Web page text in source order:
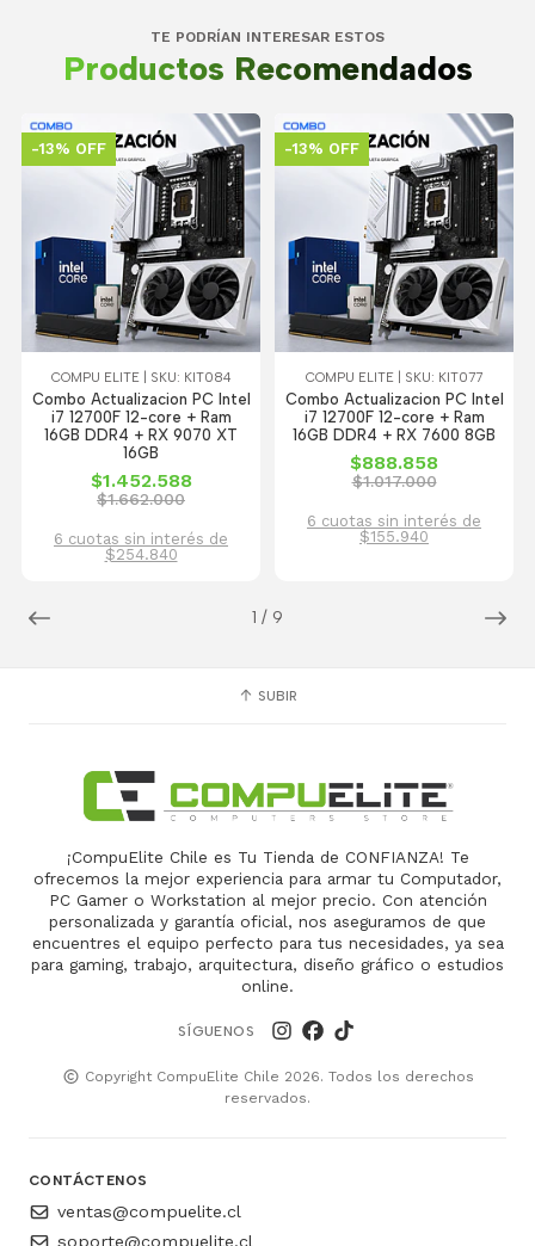
TE PODRÍAN INTERESAR ESTOS
Productos Recomendados
1 / 9
-13% OFF
COMPU ELITE | SKU: KIT084
Combo Actualizacion PC Intel
i7 12700F 12-core + Ram
16GB DDR4 + RX 9070 XT
16GB
$1.452.588
$1.662.000
6 cuotas sin interés de
$254.840
-13% OFF
COMPU ELITE | SKU: KIT077
Combo Actualizacion PC Intel
i7 12700F 12-core + Ram
16GB DDR4 + RX 7600 8GB
$888.858
$1.017.000
6 cuotas sin interés de
$155.940
SUBIR
¡CompuElite Chile es Tu Tienda de CONFIANZA! Te
ofrecemos la mejor experiencia para armar tu Computador,
PC Gamer o Workstation al mejor precio. Con atención
personalizada y garantía oficial, nos aseguramos de que
encuentres el equipo perfecto para tus necesidades, ya sea
para gaming, trabajo, arquitectura, diseño gráfico o estudios
online.
SÍGUENOS
Copyright CompuElite Chile 2026. Todos los derechos
reservados.
CONTÁCTENOS
ventas@compuelite.cl
soporte@compuelite.cl